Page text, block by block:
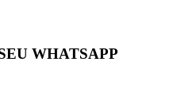
WHATSAPP